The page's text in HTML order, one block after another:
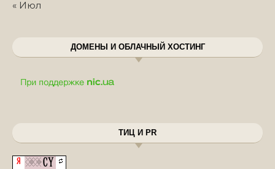
« Июл
ДОМЕНЫ И ОБЛАЧНЫЙ ХОСТИНГ
ТИЦ И PR